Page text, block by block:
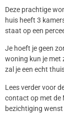
Deze prachtige
huis heeft 3
staat op een
Je hoeft je geen
woning kun je met
zal je een echt
Lees verder voor
contact op met de
bezichtiging